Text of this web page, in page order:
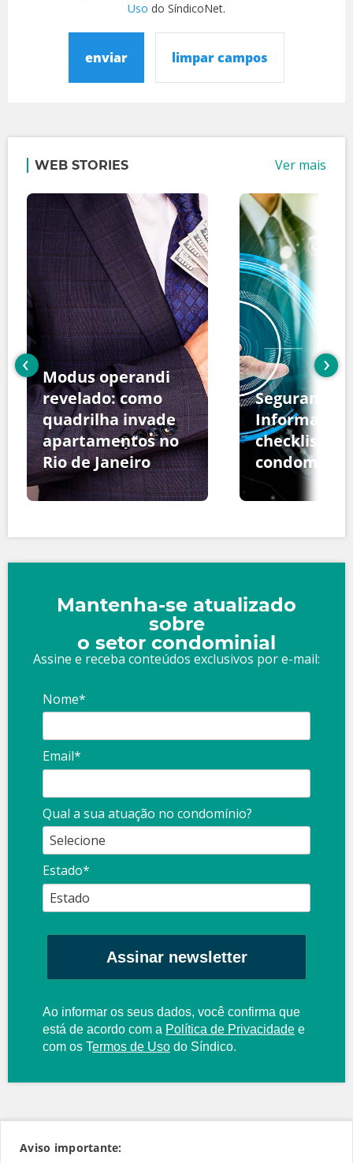
Uso do SíndicoNet.
enviar limpar campos
WEB STORIES Ver mais
Modus operandi
revelado: como
quadrilha invade
apartamentos no
Rio de Janeiro
Segurança
Informação:
checklist
‹ ›
Mantenha-se atualizado
sobre
o setor condominial
Assine e receba conteúdos exclusivos por e-mail:
Nome*
Email*
Qual a sua atuação no condomínio?
Estado*
Assinar newsletter
Ao informar os seus dados, você confirma que
está de acordo com a Política de Privacidade e
com os Termos de Uso do Síndico.
Aviso importante: